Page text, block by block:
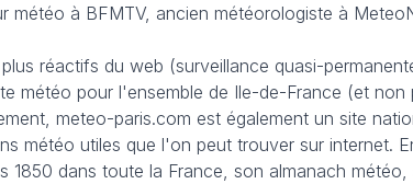
météo à BFMTV, ancien météorologiste à
réactifs du web (surveillance quasi-
météo pour l'ensemble de Ile-de-France (et non
meteo-paris.com est également un site
météo utiles que l'on peut trouver sur internet.
1850 dans toute la France, son almanach météo,